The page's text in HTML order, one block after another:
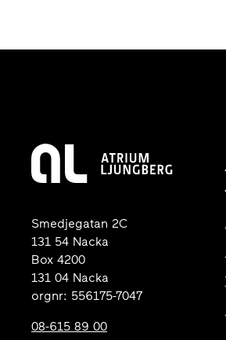
Smedjegatan 2C
131 54 Nacka
Box 4200
131 04 Nacka
orgnr: 556175-7047
08-615 89 00